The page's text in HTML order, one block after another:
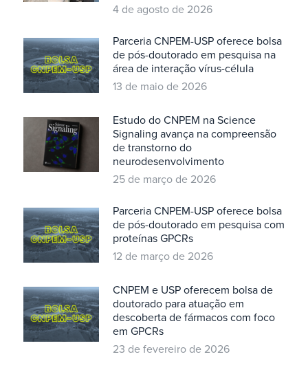
4 de agosto de 2026
Parceria CNPEM-USP oferece bolsa
de pós-doutorado em pesquisa na
área de interação vírus-célula
13 de maio de 2026
Estudo do CNPEM na Science
Signaling avança na compreensão
de transtorno do
neurodesenvolvimento
25 de março de 2026
Parceria CNPEM-USP oferece bolsa
de pós-doutorado em pesquisa com
proteínas GPCRs
12 de março de 2026
CNPEM e USP oferecem bolsa de
doutorado para atuação em
descoberta de fármacos com foco
em GPCRs
23 de fevereiro de 2026